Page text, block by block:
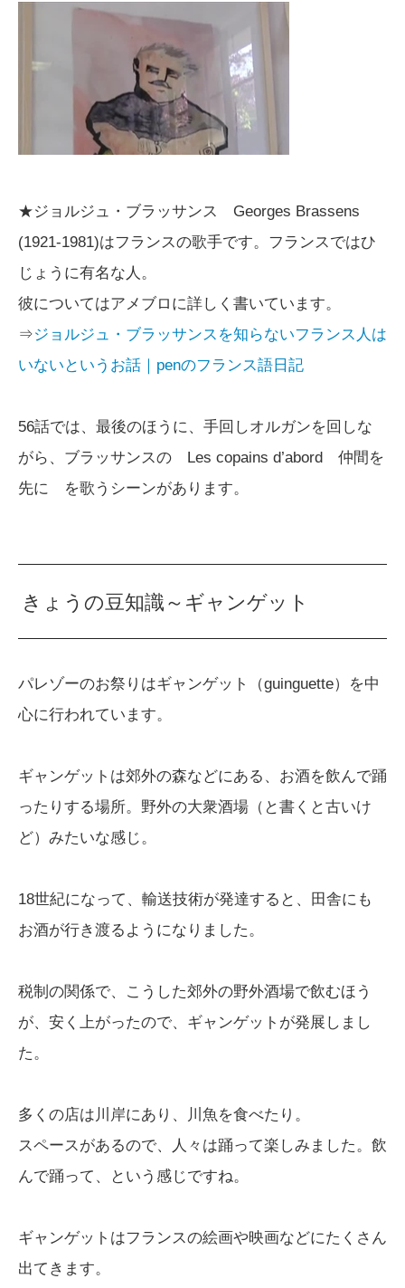
★ジョルジュ・ブラッサンス Georges Brassens
(1921-1981)はフランスの歌手です。フランスではひ
じょうに有名な人。
彼についてはアメブロに詳しく書いています。
⇒ジョルジュ・ブラッサンスを知らないフランス人は
いないというお話｜penのフランス語日記
56話では、最後のほうに、手回しオルガンを回しな
がら、ブラッサンスの Les copains d’abord 仲間を
先に を歌うシーンがあります。
きょうの豆知識～ギャンゲット
パレゾーのお祭りはギャンゲット（guinguette）を中
心に行われています。
ギャンゲットは郊外の森などにある、お酒を飲んで踊
ったりする場所。野外の大衆酒場（と書くと古いけ
ど）みたいな感じ。
18世紀になって、輸送技術が発達すると、田舎にも
お酒が行き渡るようになりました。
税制の関係で、こうした郊外の野外酒場で飲むほう
が、安く上がったので、ギャンゲットが発展しまし
た。
多くの店は川岸にあり、川魚を食べたり。
スペースがあるので、人々は踊って楽しみました。飲
んで踊って、という感じですね。
ギャンゲットはフランスの絵画や映画などにたくさん
出てきます。